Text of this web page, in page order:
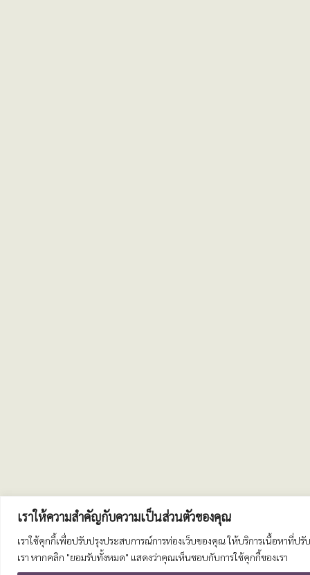
เราให้ความสำคัญกับความเป็นส่วนตัวของคุณ
เราใช้คุกกี้เพื่อปรับปรุงประสบการณ์การท่องเว็บของคุณ ให้บริการเนื้อหาที่ป
เรา หากคลิก "ยอมรับทั้งหมด" แสดงว่าคุณเห็นชอบกับการใช้คุกกี้ของเรา